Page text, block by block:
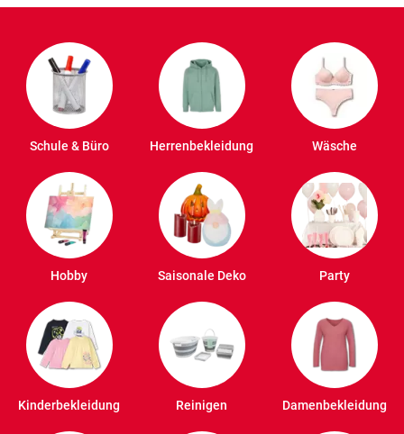
Schule & Büro Herrenbekleidung Wäsche
Hobby Saisonale Deko Party
Kinderbekleidung Reinigen Damenbekleidung